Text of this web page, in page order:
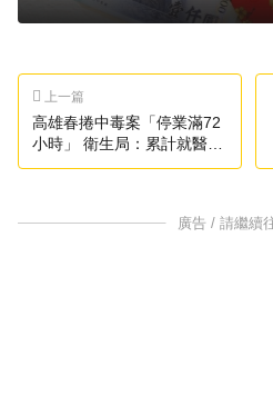
上一篇
高雄春捲中毒案「停業滿72
小時」 衛生局：累計就醫
173人
廣告 / 請繼續